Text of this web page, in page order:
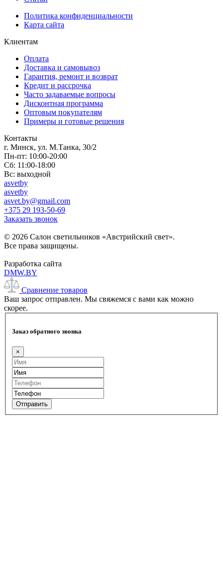
Политика конфиденциальности
Карта сайта
Клиентам
Оплата
Доставка и самовывоз
Гарантия, ремонт и возврат
Кредит и рассрочка
Часто задаваемые вопросы
Дисконтная программа
Оптовым покупателям
Примеры и готовые решения
Контакты
г. Минск, ул. М.Танка, 30/2
Пн-пт: 10:00-20:00
Сб: 11:00-18:00
Вс: выходной
asvetby
asvetby
asvet.by@gmail.com
+375 29 193-50-69
Заказать звонок
© 2026 Салон светильников «Австрийский свет».
Все права защищены.
Разработка сайта
DMW.BY
Сравнение товаров
Ваш запрос отправлен. Мы свяжемся с вами как можно
скорее.
Заказ обратного звонка
×
Отправить